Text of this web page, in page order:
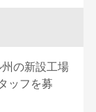
の新設工場
ッフを募